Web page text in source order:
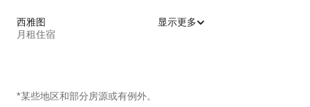
西雅图
月租住宿
显示更多
*某些地区和部分房源或有例外。